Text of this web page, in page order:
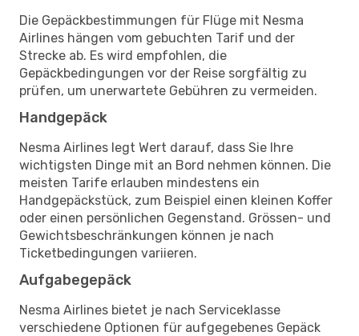
Die Gepäckbestimmungen für Flüge mit Nesma
Airlines hängen vom gebuchten Tarif und der
Strecke ab. Es wird empfohlen, die
Gepäckbedingungen vor der Reise sorgfältig zu
prüfen, um unerwartete Gebühren zu vermeiden.
Handgepäck
Nesma Airlines legt Wert darauf, dass Sie Ihre
wichtigsten Dinge mit an Bord nehmen können. Die
meisten Tarife erlauben mindestens ein
Handgepäckstück, zum Beispiel einen kleinen Koffer
oder einen persönlichen Gegenstand. Grössen- und
Gewichtsbeschränkungen können je nach
Ticketbedingungen variieren.
Aufgabegepäck
Nesma Airlines bietet je nach Serviceklasse
verschiedene Optionen für aufgegebenes Gepäck